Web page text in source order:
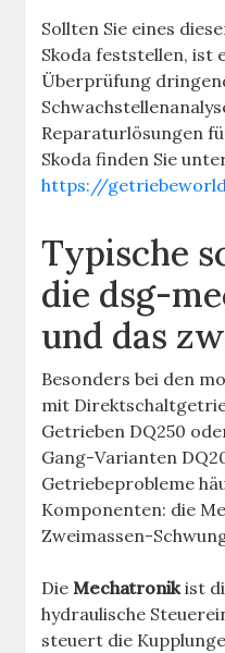
Sollten Sie eines
Skoda feststellen, ist
Überprüfung
Reparaturlösungen
Skoda finden Sie
https://
Typische
die dsg-
und das
Besonders bei den
mit
Getrieben DQ250
Gang-Varianten
Getriebeprobleme
Komponenten: die
Zweimassen-
DieMechatronikist
hydraulische
steuert die